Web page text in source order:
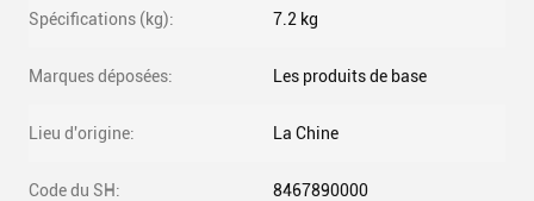
Spécifications (kg): 7.2 kg
Marques déposées: Les produits de base
Lieu d'origine: La Chine
Code du SH: 8467890000